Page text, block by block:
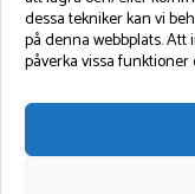
dessa tekniker kan vi
på denna webbplats.
påverka vissa